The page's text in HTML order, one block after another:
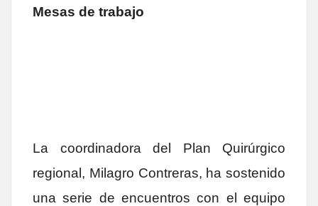
Mesas de trabajo
La coordinadora del Plan Quirúrgico
regional, Milagro Contreras, ha sostenido
una serie de encuentros con el equipo